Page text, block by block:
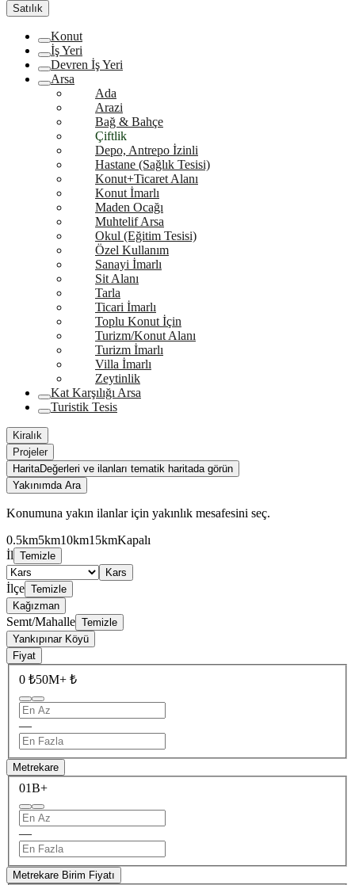
Satılık
Konut
İş Yeri
Devren İş Yeri
Arsa
Ada
Arazi
Bağ & Bahçe
Çiftlik
Depo, Antrepo İzinli
Hastane (Sağlık Tesisi)
Konut+Ticaret Alanı
Konut İmarlı
Maden Ocağı
Muhtelif Arsa
Okul (Eğitim Tesisi)
Özel Kullanım
Sanayi İmarlı
Sit Alanı
Tarla
Ticari İmarlı
Toplu Konut İçin
Turizm/Konut Alanı
Turizm İmarlı
Villa İmarlı
Zeytinlik
Kat Karşılığı Arsa
Turistik Tesis
Kiralık
Projeler
HaritaDeğerleri ve ilanları tematik haritada görün
Yakınımda Ara
Konumuna yakın ilanlar için yakınlık mesafesini seç.
0.5km5km10km15kmKapalı
İl Temizle
Kars
İlçe Temizle
Kağızman
Semt/Mahalle Temizle
Yankıpınar Köyü
Fiyat
0 ₺50M+ ₺
—
Metrekare
01B+
—
Metrekare Birim Fiyatı